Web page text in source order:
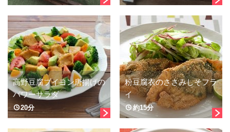
高野豆腐ブイヨン唐揚げの
パワーサラダ
20分
粉豆腐衣のささみしそフラ
イ
約15分